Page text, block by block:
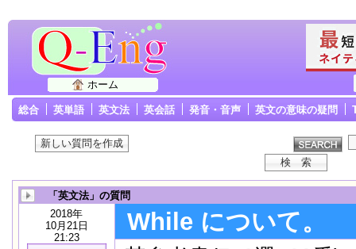
ホーム
総合 英単語 英文法 英会話 発音・音声 英文の意味の疑問
「英文法」の質問
2018年
10月21日
21:23
While について。